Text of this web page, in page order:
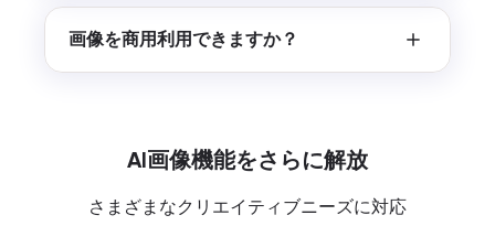
画像を商用利用できますか？
AI画像機能をさらに解放
さまざまなクリエイティブニーズに対応